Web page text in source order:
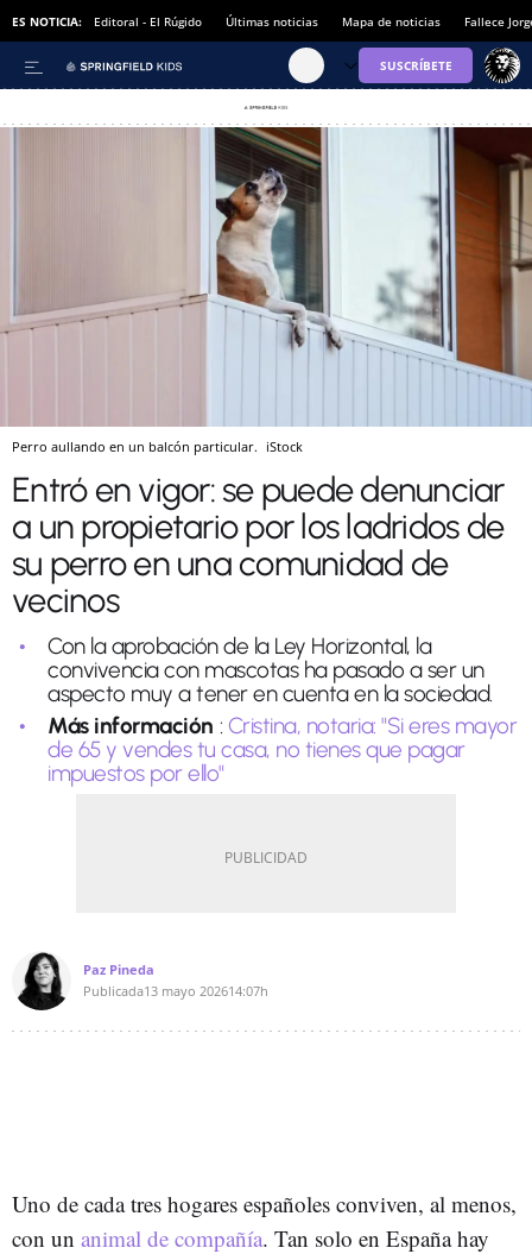
ES NOTICIA: Editoral - El Rúgido Últimas noticias Mapa de noticias Fallece
Perro aullando en un balcón particular. iStock
Entró en vigor: se puede denunciar
a un propietario por los ladridos de
su perro en una comunidad de
vecinos
Con la aprobación de la Ley Horizontal, la
convivencia con mascotas ha pasado a ser un
aspecto muy a tener en cuenta en la sociedad.
Más información : Cristina, notaria: "Si eres mayor
de 65 y vendes tu casa, no tienes que pagar
impuestos por ello"
Paz Pineda
Publicada13 mayo 202614:07h
Uno de cada tres hogares españoles conviven, al menos,
con un animal de compañía. Tan solo en España hay